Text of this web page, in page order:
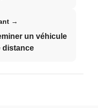
→
un véhicule
distance